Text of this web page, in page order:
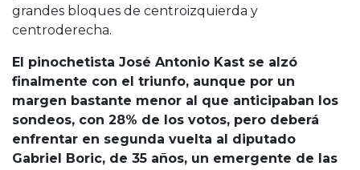
grandes bloques de centroizquierda y
centroderecha.
El pinochetista José Antonio Kast se alzó
finalmente con el triunfo, aunque por un
margen bastante menor al que anticipaban los
sondeos, con 28% de los votos, pero deberá
enfrentar en segunda vuelta al diputado
Gabriel Boric, de 35 años, un emergente de las